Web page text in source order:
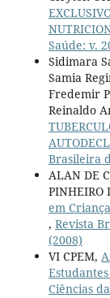
Saúde: v.
Sidimara
Samia
Fredemir
Reinaldo
Brasileira
ALAN DE
PINHEIRO
em
, Revista
(2008)
VI CPEM,
Ciências